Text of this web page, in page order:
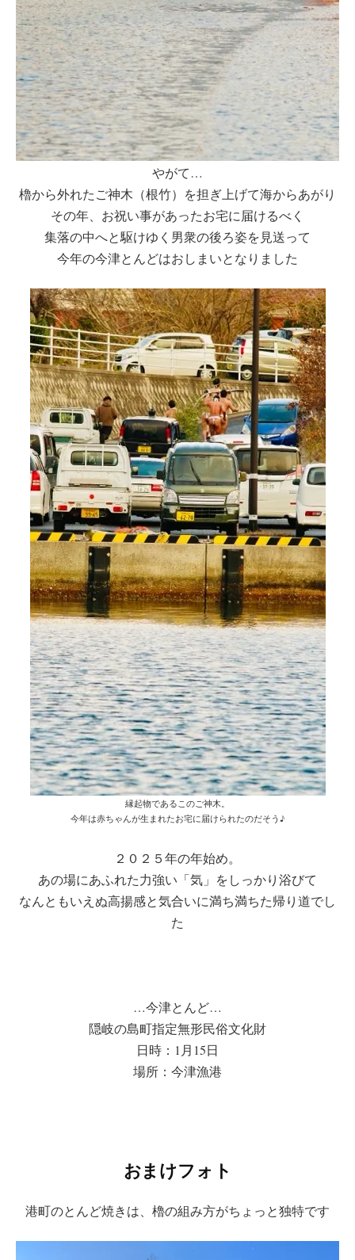
やがて…
櫓から外れたご神木（根竹）を担ぎ上げて海からあがり
その年、お祝い事があったお宅に届けるべく
集落の中へと駆けゆく男衆の後ろ姿を見送って
今年の今津とんどはおしまいとなりました
縁起物であるこのご神木。
今年は赤ちゃんが生まれたお宅に届けられたのだそう♪
２０２５年の年始め。
あの場にあふれた力強い「気」をしっかり浴びて
なんともいえぬ高揚感と気合いに満ち満ちた帰り道でし
た
…今津とんど…
隠岐の島町指定無形民俗文化財
日時：1月15日
場所：今津漁港
おまけフォト
港町のとんど焼きは、櫓の組み方がちょっと独特です